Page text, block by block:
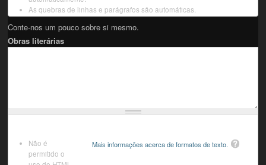
As quebras de linhas e parágrafos são automáticas.
Conte-nos um pouco sobre si mesmo.
Obras literárias
Mais informações acerca de formatos de texto.
Não é
permitido o